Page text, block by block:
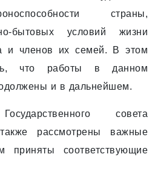
страны,
бытовых условий жизни
и членов их семей. В этом
что работы в данном
и в дальнейшем.
совета
рассмотрены важные
приняты соответствующие